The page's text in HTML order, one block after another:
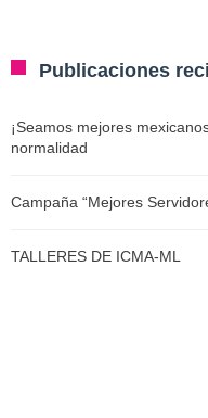
Publicaciones
¡Seamos mejores
normalidad
Campaña “Mejores
TALLERES DE ICMA-ML